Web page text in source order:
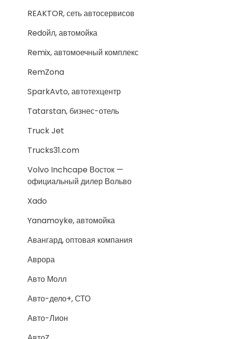
REAKTOR, сеть автосервисов
Redойл, автомойка
Remix, автомоечный комплекс
RemZona
SparkAvto, автотехцентр
Tatarstan, бизнес-отель
Truck Jet
Trucks31.com
Volvo Inchcape Восток —
официальный дилер Вольво
Xado
Yanamoyke, автомойка
Авангард, оптовая компания
Аврора
Авто Молл
Авто-дело+, СТО
Авто-Лион